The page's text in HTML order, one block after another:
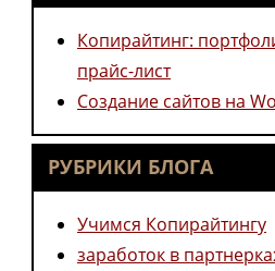
Копирайтинг:
прайс-лист
Создание сайтов на
РУБРИКИ БЛОГА
Учимся Копирайтингу
заработок в